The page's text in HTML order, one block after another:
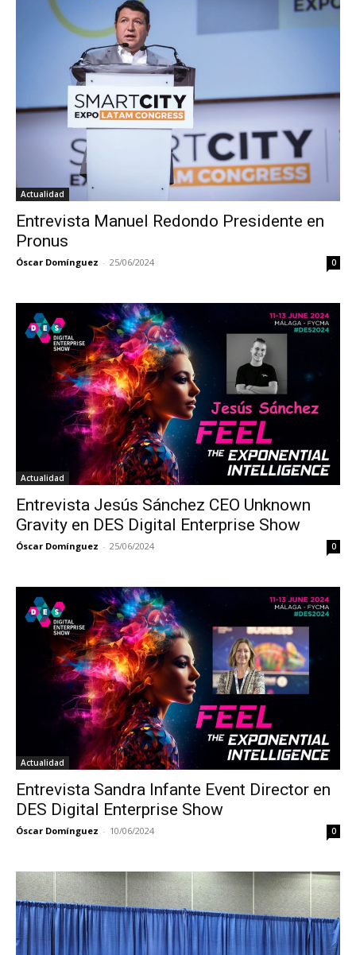
Actualidad
Entrevista Manuel Redondo Presidente en
Pronus
Óscar Domínguez - 25/06/2024 0
Actualidad
Entrevista Jesús Sánchez CEO Unknown
Gravity en DES Digital Enterprise Show
Óscar Domínguez - 25/06/2024 0
Actualidad
Entrevista Sandra Infante Event Director en
DES Digital Enterprise Show
Óscar Domínguez - 10/06/2024 0